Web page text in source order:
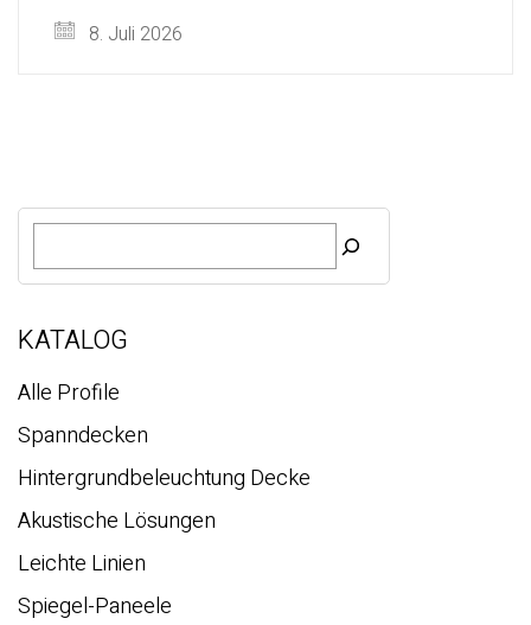
8. Juli 2026
S
c
e
KATALOG
Alle Profile
Spanndecken
Hintergrundbeleuchtung Decke
Akustische Lösungen
Leichte Linien
Spiegel-Paneele